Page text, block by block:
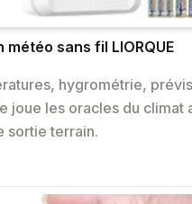
météo sans fil LIORQUE
hygrométrie,
joue les oracles du climat
sortie terrain.